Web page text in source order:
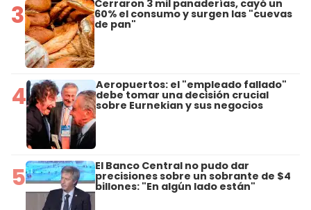
3 Cerraron 3 mil panaderías, cayó un
60% el consumo y surgen las "cuevas
de pan"
4 Aeropuertos: el "empleado fallado"
debe tomar una decisión crucial
sobre Eurnekian y sus negocios
5 El Banco Central no pudo dar
precisiones sobre un sobrante de $4
billones: "En algún lado están"